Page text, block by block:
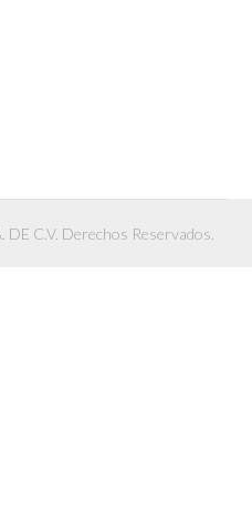
C.V. Derechos Reservados.